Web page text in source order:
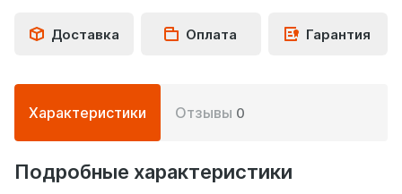
Доставка Оплата Гарантия
Подробная
информация
о
товаре
Характеристики Отзывы 0
Подробные характеристики